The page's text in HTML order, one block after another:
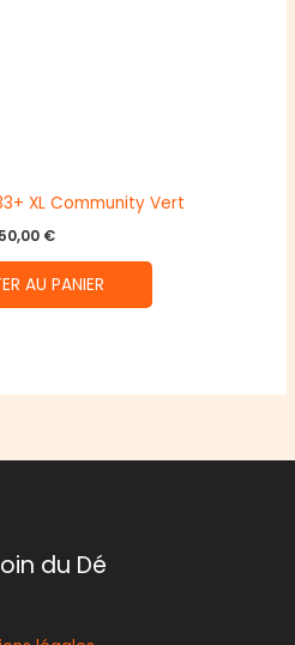
XL Community Vert
50,00 €
AU PANIER
du Dé